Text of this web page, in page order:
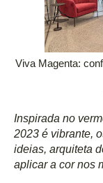
Viva Magenta:
Inspirada no
2023 é vibrante,
ideias, arquiteta
aplicar a cor nos